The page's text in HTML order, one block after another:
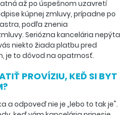
až po úspešnom uzavretí
kúpnej zmluvy, prípadne po
podľa znenia
Seriózna kancelária nepýta
niekto žiada platbu pred
je to dôvod na opatrnosť.
PROVÍZIU, KEĎ SI BYT
a odpoveď nie je „lebo to tak je".